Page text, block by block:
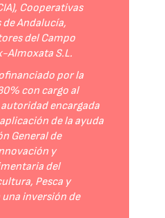
Cooperativas
Andalucía,
del Campo
Almoxata S.L.
por la
con cargo al
autoridad encargada
de la ayuda
General de
y
del
Pesca y
inversión de